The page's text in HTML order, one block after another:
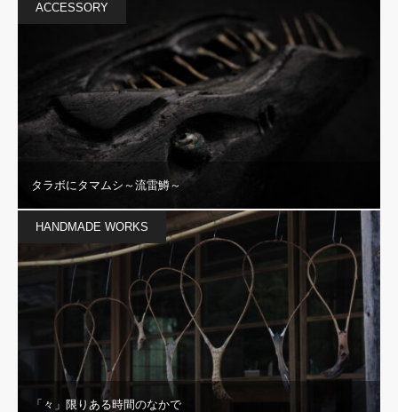
ACCESSORY
タラボにタマムシ～流雷鱒～
HANDMADE WORKS
「々」限りある時間のなかで